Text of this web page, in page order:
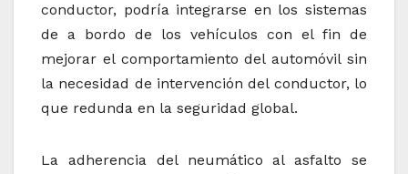
conductor, podría integrarse en los sistemas
de a bordo de los vehículos con el fin de
mejorar el comportamiento del automóvil sin
la necesidad de intervención del conductor, lo
que redunda en la seguridad global.
La adherencia del neumático al asfalto se